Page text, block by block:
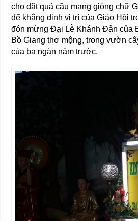
cho đặt quả cầu mang giòng chữ
để khẳng định vị trí của Giáo Hội
đón mừng Đại Lễ Khánh Đản của
Bồ Giang thơ mộng, trong vườn
của ba ngàn năm trước.